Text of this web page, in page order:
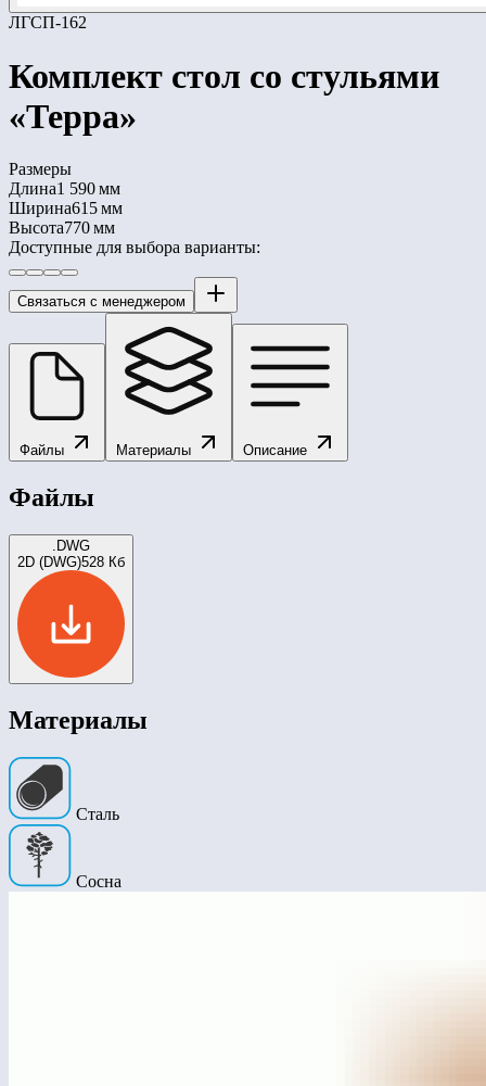
ЛГСП-162
Комплект стол со стульями
«Терра»
Размеры
Длина1 590 мм
Ширина615 мм
Высота770 мм
Доступные для выбора варианты:
Связаться с менеджером
Файлы Материалы Описание
Файлы
.DWG
2D (DWG)528 Кб
Материалы
Сталь
Сосна